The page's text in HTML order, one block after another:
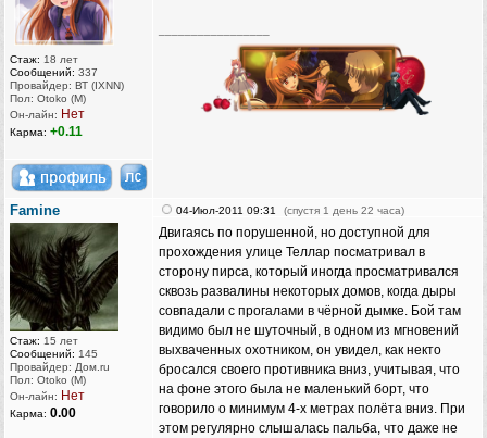
Стаж: 18 лет
Сообщений: 337
Провайдер: ВТ (IXNN)
Пол: Otoko (M)
Он-лайн: Нет
Карма: +0.11
Famine
Стаж: 15 лет
Сообщений: 145
Провайдер: Дом.ru
Пол: Otoko (M)
Он-лайн: Нет
Карма: 0.00
04-Июл-2011 09:31 (спустя 1 день 22 часа)
Двигаясь по порушенной, но доступной для
прохождения улице Теллар посматривал в
сторону пирса, который иногда просматривался
сквозь развалины некоторых домов, когда дыры
совпадали с прогалами в чёрной дымке. Бой там
видимо был не шуточный, в одном из мгновений
выхваченных охотником, он увидел, как некто
бросался своего противника вниз, учитывая, что
на фоне этого была не маленький борт, что
говорило о минимум 4-х метрах полёта вниз. При
этом регулярно слышалась пальба, что даже не